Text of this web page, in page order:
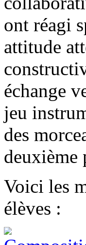
ont réagi
attitude
échange
jeu
des
deuxième
Voici les
élèves :